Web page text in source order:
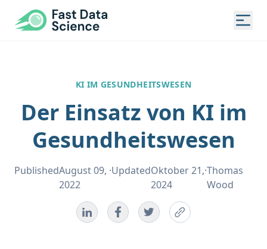
Fast Data Science
KI IM GESUNDHEITSWESEN
Der Einsatz von KI im
Gesundheitswesen
PublishedAugust 09,
2022
·UpdatedOktober 21,
2024
·Thomas
Wood